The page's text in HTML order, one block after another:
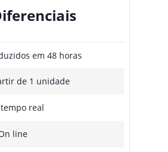
em 48 horas
de 1 unidade
real
line